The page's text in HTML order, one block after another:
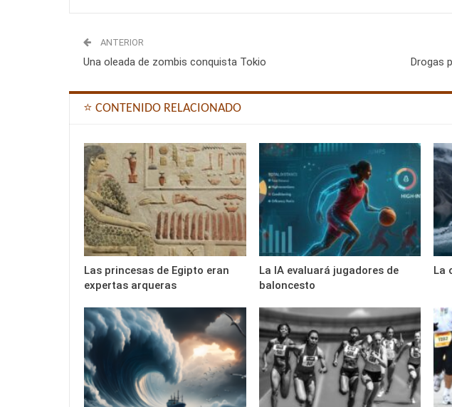
ANTERIOR
Una oleada de zombis conquista Tokio Drogas
⭐ CONTENIDO RELACIONADO
Las princesas de Egipto eran
expertas arqueras
La IA evaluará jugadores de
baloncesto
La